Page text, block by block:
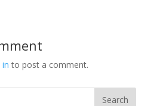
to post a comment.